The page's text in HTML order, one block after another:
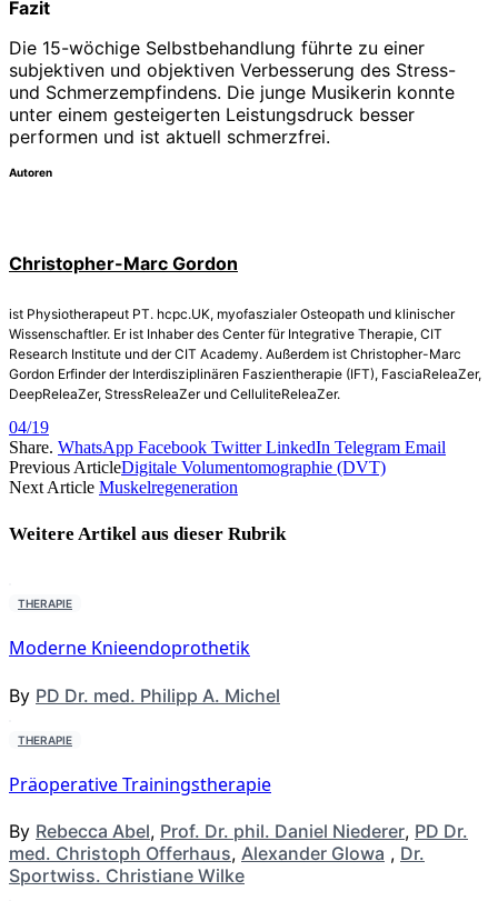
Fazit
Die 15-wöchige Selbstbehandlung führte zu einer
subjektiven und objektiven Verbesserung des Stress-
und Schmerzempfindens. Die junge Musikerin konnte
unter einem gesteigerten Leistungsdruck besser
performen und ist aktuell schmerzfrei.
Autoren
Christopher-Marc Gordon
ist Physiotherapeut PT. hcpc.UK, myofaszialer Osteopath und klinischer
Wissenschaftler. Er ist Inhaber des Center für Integrative Therapie, CIT
Research Institute und der CIT Academy. Außerdem ist Christopher-­Marc
Gordon Erfinder der Interdisziplinären Faszientherapie (IFT), Fascia­ReleaZer,
Deep­ReleaZer, Stress­ReleaZer und Cellulite­ReleaZer.
04/19
Share. WhatsApp Facebook Twitter LinkedIn Telegram Email
Previous ArticleDigitale Volumentomographie (DVT)
Next Article Muskelregeneration
Weitere Artikel aus dieser Rubrik
THERAPIE
Moderne Knieendoprothetik
By PD Dr. med. Philipp A. Michel
THERAPIE
Präoperative Trainingstherapie
By Rebecca Abel, Prof. Dr. phil. Daniel Niederer, PD Dr.
med. Christoph Offerhaus, Alexander Glowa , Dr.
Sportwiss. Christiane Wilke